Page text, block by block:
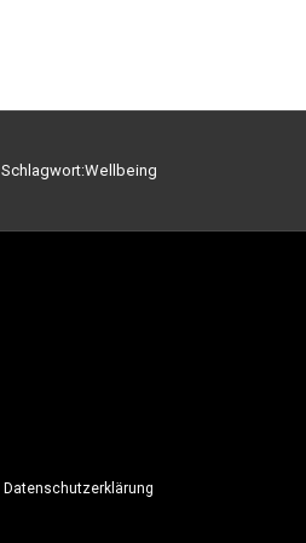
Schlagwort:Wellbeing
Datenschutzerklärung